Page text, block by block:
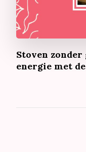
Stoven zonder
energie met